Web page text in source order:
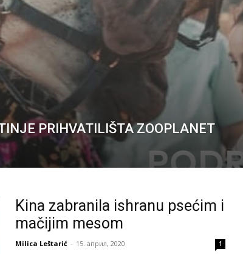
PRIHVATILIŠTA ZOOPLANET
Kina zabranila ishranu psećim i
mačijim mesom
Milica Leštarić - 15. април, 2020 1